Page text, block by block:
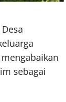
sebagai